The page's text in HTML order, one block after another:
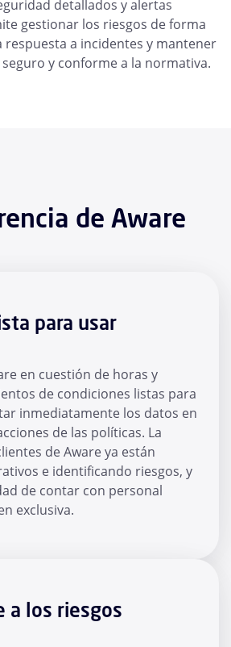
detallados y alertas
gestionar los riesgos de forma
respuesta a incidentes y mantener
y conforme a la normativa.
de Aware
para usar
en cuestión de horas y
de condiciones listas para
inmediatamente los datos en
de las políticas. La
de Aware ya están
e identificando riesgos, y
de contar con personal
exclusiva.
a los riesgos